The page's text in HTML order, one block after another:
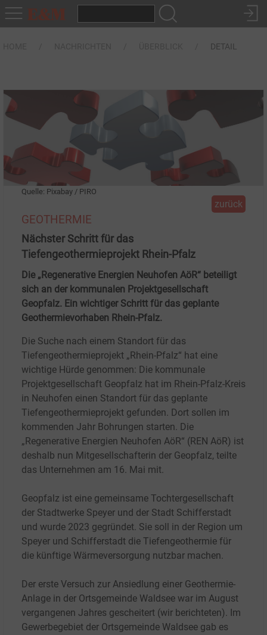
DETAIL
Quelle: Pixabay / PIRO
zurück
GEOTHERMIE
Nächster Schritt für das
Tiefengeothermieprojekt Rhein-Pfalz
Die „Regenerative Energien Neuhofen AöR“ beteiligt
sich an der kommunalen Projektgesellschaft
Geopfalz. Ein wichtiger Schritt für das geplante
Geothermievorhaben Rhein-Pfalz.
Die Suche nach einem Standort für das
Tiefengeothermieprojekt „Rhein-Pfalz“ hat eine
wichtige Hürde genommen: Die kommunale
Projektgesellschaft Geopfalz hat im Rhein-Pfalz-Kreis
in Neuhofen einen Standort für das geplante
Tiefengeothermieprojekt gefunden. Dort sollen im
kommenden Jahr Bohrungen starten. Die
„Regenerative Energien Neuhofen AöR“ (REN AöR) ist
deshalb nun Mitgesellschafterin der Geopfalz, teilte
das Unternehmen am 16. Mai mit.
Geopfalz ist eine gemeinsame Tochtergesellschaft
der Stadtwerke Speyer und der Stadt Schifferstadt
und wurde 2023 gegründet. Sie soll in der Region um
Speyer und Schifferstadt die Tiefengeothermie für
die künftige Wärmeversorgung nutzbar machen.
Der erste Versuch zur Ansiedlung einer Geothermie-
Anlage in der Ortsgemeinde Waldsee war im August
vergangenen Jahres gescheitert (wir berichteten). Im
Gewerbegebiet der Ortsgemeinde Waldsee gab es